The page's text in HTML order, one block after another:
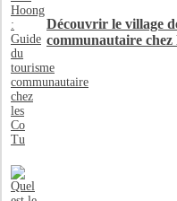
Découvrir le village
communautaire chez